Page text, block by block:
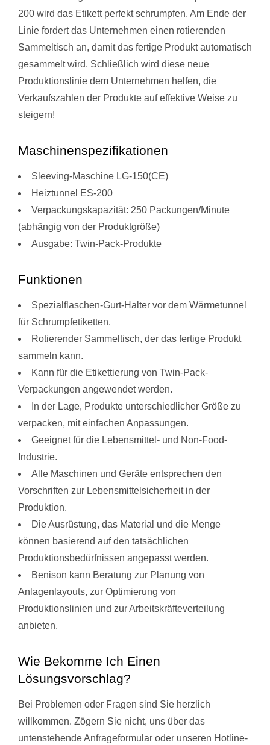
200 wird das Etikett perfekt schrumpfen. Am Ende der
Linie fordert das Unternehmen einen rotierenden
Sammeltisch an, damit das fertige Produkt automatisch
gesammelt wird. Schließlich wird diese neue
Produktionslinie dem Unternehmen helfen, die
Verkaufszahlen der Produkte auf effektive Weise zu
steigern!
Maschinenspezifikationen
Sleeving-Maschine LG-150(CE)
Heiztunnel ES-200
Verpackungskapazität: 250 Packungen/Minute
(abhängig von der Produktgröße)
Ausgabe: Twin-Pack-Produkte
Funktionen
Spezialflaschen-Gurt-Halter vor dem Wärmetunnel
für Schrumpfetiketten.
Rotierender Sammeltisch, der das fertige Produkt
sammeln kann.
Kann für die Etikettierung von Twin-Pack-
Verpackungen angewendet werden.
In der Lage, Produkte unterschiedlicher Größe zu
verpacken, mit einfachen Anpassungen.
Geeignet für die Lebensmittel- und Non-Food-
Industrie.
Alle Maschinen und Geräte entsprechen den
Vorschriften zur Lebensmittelsicherheit in der
Produktion.
Die Ausrüstung, das Material und die Menge
können basierend auf den tatsächlichen
Produktionsbedürfnissen angepasst werden.
Benison kann Beratung zur Planung von
Anlagenlayouts, zur Optimierung von
Produktionslinien und zur Arbeitskräfteverteilung
anbieten.
Wie Bekomme Ich Einen
Lösungsvorschlag?
Bei Problemen oder Fragen sind Sie herzlich
willkommen. Zögern Sie nicht, uns über das
untenstehende Anfrageformular oder unseren Hotline-